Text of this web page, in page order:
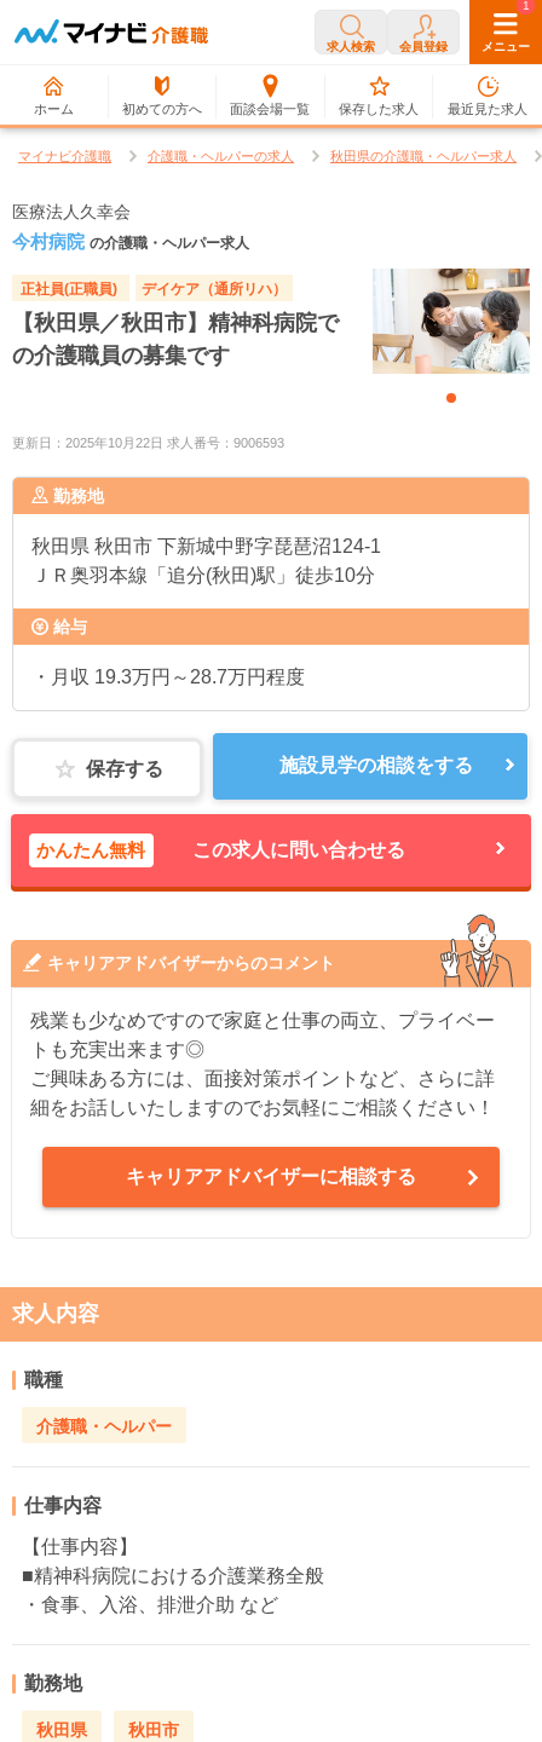
求人検索 会員登録 メニュー
ホーム 初めての方へ 面談会場一覧
0
保存した求人
1
最近見た求人
マイナビ介護職 介護職・ヘルパーの求人 秋田県の介護職・ヘルパー求人
医療法人久幸会
今村病院 の介護職・ヘルパー求人
正社員(正職員) デイケア（通所リハ）
【秋田県／秋田市】精神科病院で
の介護職員の募集です
更新日：2025年10月22日 求人番号：9006593
勤務地
秋田県 秋田市 下新城中野字琵琶沼124-1
ＪＲ奥羽本線「追分(秋田)駅」徒歩10分
給与
・月収 19.3万円～28.7万円程度
保存する 施設見学の相談をする
かんたん無料 この求人に問い合わせる
キャリアアドバイザーからのコメント
残業も少なめですので家庭と仕事の両立、プライベー
トも充実出来ます◎
ご興味ある方には、面接対策ポイントなど、さらに詳
細をお話しいたしますのでお気軽にご相談ください！
キャリアアドバイザーに相談する
求人内容
職種
介護職・ヘルパー
仕事内容
【仕事内容】
■精神科病院における介護業務全般
・食事、入浴、排泄介助 など
勤務地
秋田県 秋田市